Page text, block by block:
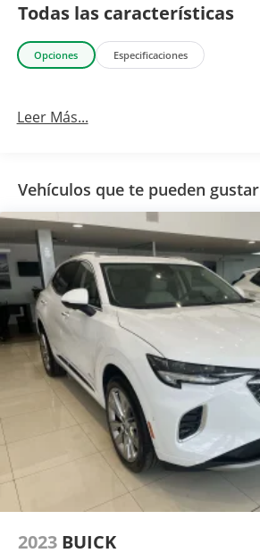
Todas las características
Opciones Especificaciones
Leer Más...
Vehículos que te pueden gustar
2023 BUICK